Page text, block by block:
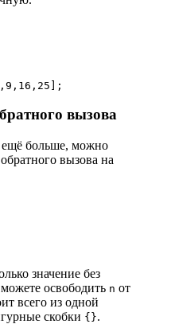
вызова
ещё больше, можно
вызова на
значение без
освободить n от
всего из одной
скобки {}.